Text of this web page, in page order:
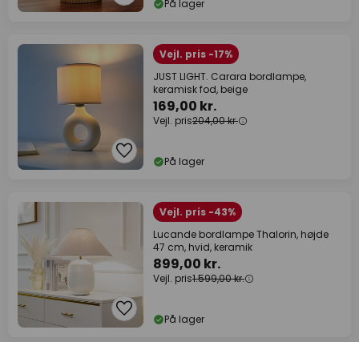
På lager
Vejl. pris -17%
JUST LIGHT. Carara bordlampe,
keramisk fod, beige
169,00 kr.
Vejl. pris204,00 kr.
På lager
Vejl. pris -43%
Lucande bordlampe Thalorin, højde
47 cm, hvid, keramik
899,00 kr.
Vejl. pris1.599,00 kr.
På lager